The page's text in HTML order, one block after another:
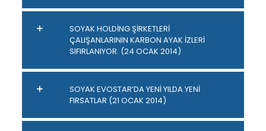
SOYAK HOLDİNG ŞİRKETLERİ
ÇALIŞANLARININ KARBON AYAK İZLERİ
SIFIRLANIYOR. (24 OCAK 2014)
SOYAK EVOSTAR’DA YENİ YILDA YENİ
FIRSATLAR (21 OCAK 2014)